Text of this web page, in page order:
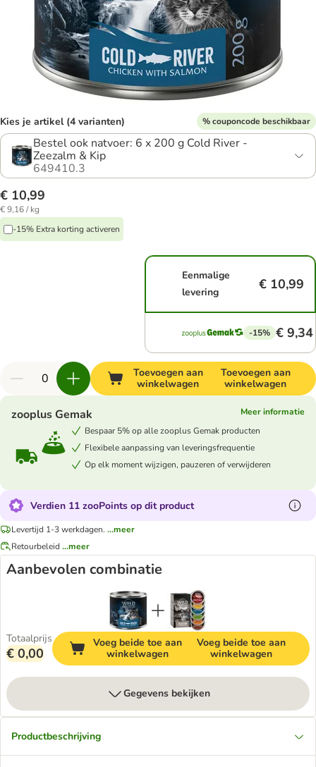
Kies je artikel (4 varianten) % couponcode beschikbaar
Bestel ook natvoer: 6 x 200 g Cold River -
Zeezalm & Kip
649410.3
€ 10,99
€ 9,16 / kg
-15% Extra korting activeren
Eenmalige
levering
€ 10,99
-15% € 9,34
Toevoegen aan
winkelwagen
Toevoegen aan
winkelwagen
zooplus Gemak
Meer informatie
Bespaar 5% op alle zooplus Gemak producten
Flexibele aanpassing van leveringsfrequentie
Op elk moment wijzigen, pauzeren of verwijderen
Verdien 11 zooPoints op dit product
Levertijd 1-3 werkdagen. ...meer
Retourbeleid ...meer
Aanbevolen combinatie
Totaalprijs
€ 0,00
Voeg beide toe aan
winkelwagen
Voeg beide toe aan
winkelwagen
Gegevens bekijken
Productbeschrijving